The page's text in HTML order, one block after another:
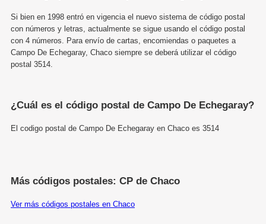
Si bien en 1998 entró en vigencia el nuevo sistema de código postal
con números y letras, actualmente se sigue usando el código postal
con 4 números. Para envío de cartas, encomiendas o paquetes a
Campo De Echegaray, Chaco siempre se deberá utilizar el código
postal 3514.
¿Cuál es el código postal de Campo De Echegaray?
El codigo postal de Campo De Echegaray en Chaco es 3514
Más códigos postales: CP de Chaco
Ver más códigos postales en Chaco